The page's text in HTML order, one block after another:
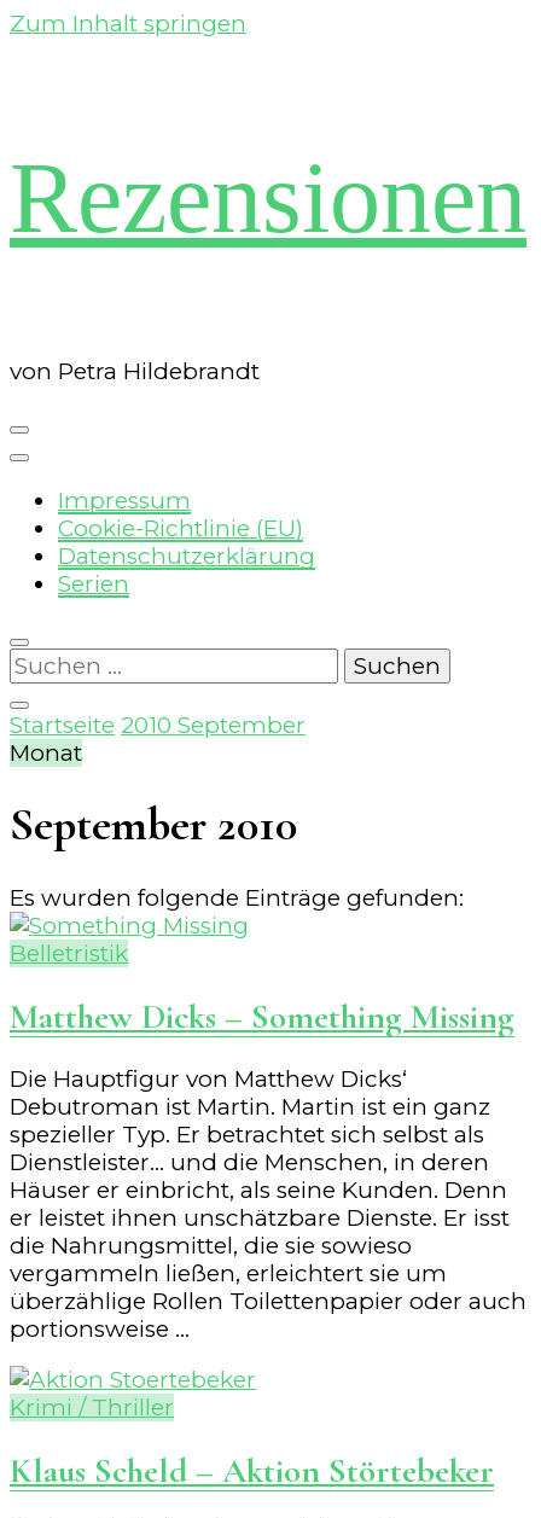
Zum Inhalt springen
Rezensionen
von Petra Hildebrandt
Impressum
Cookie-Richtlinie (EU)
Datenschutzerklärung
Serien
Suchen
nach:
Startseite 2010 September
Monat
September 2010
Es wurden folgende Einträge gefunden:
Belletristik
Matthew Dicks – Something Missing
Die Hauptfigur von Matthew Dicks‘
Debutroman ist Martin. Martin ist ein ganz
spezieller Typ. Er betrachtet sich selbst als
Dienstleister… und die Menschen, in deren
Häuser er einbricht, als seine Kunden. Denn
er leistet ihnen unschätzbare Dienste. Er isst
die Nahrungsmittel, die sie sowieso
vergammeln ließen, erleichtert sie um
überzählige Rollen Toilettenpapier oder auch
portionsweise …
Krimi / Thriller
Klaus Scheld – Aktion Störtebeker